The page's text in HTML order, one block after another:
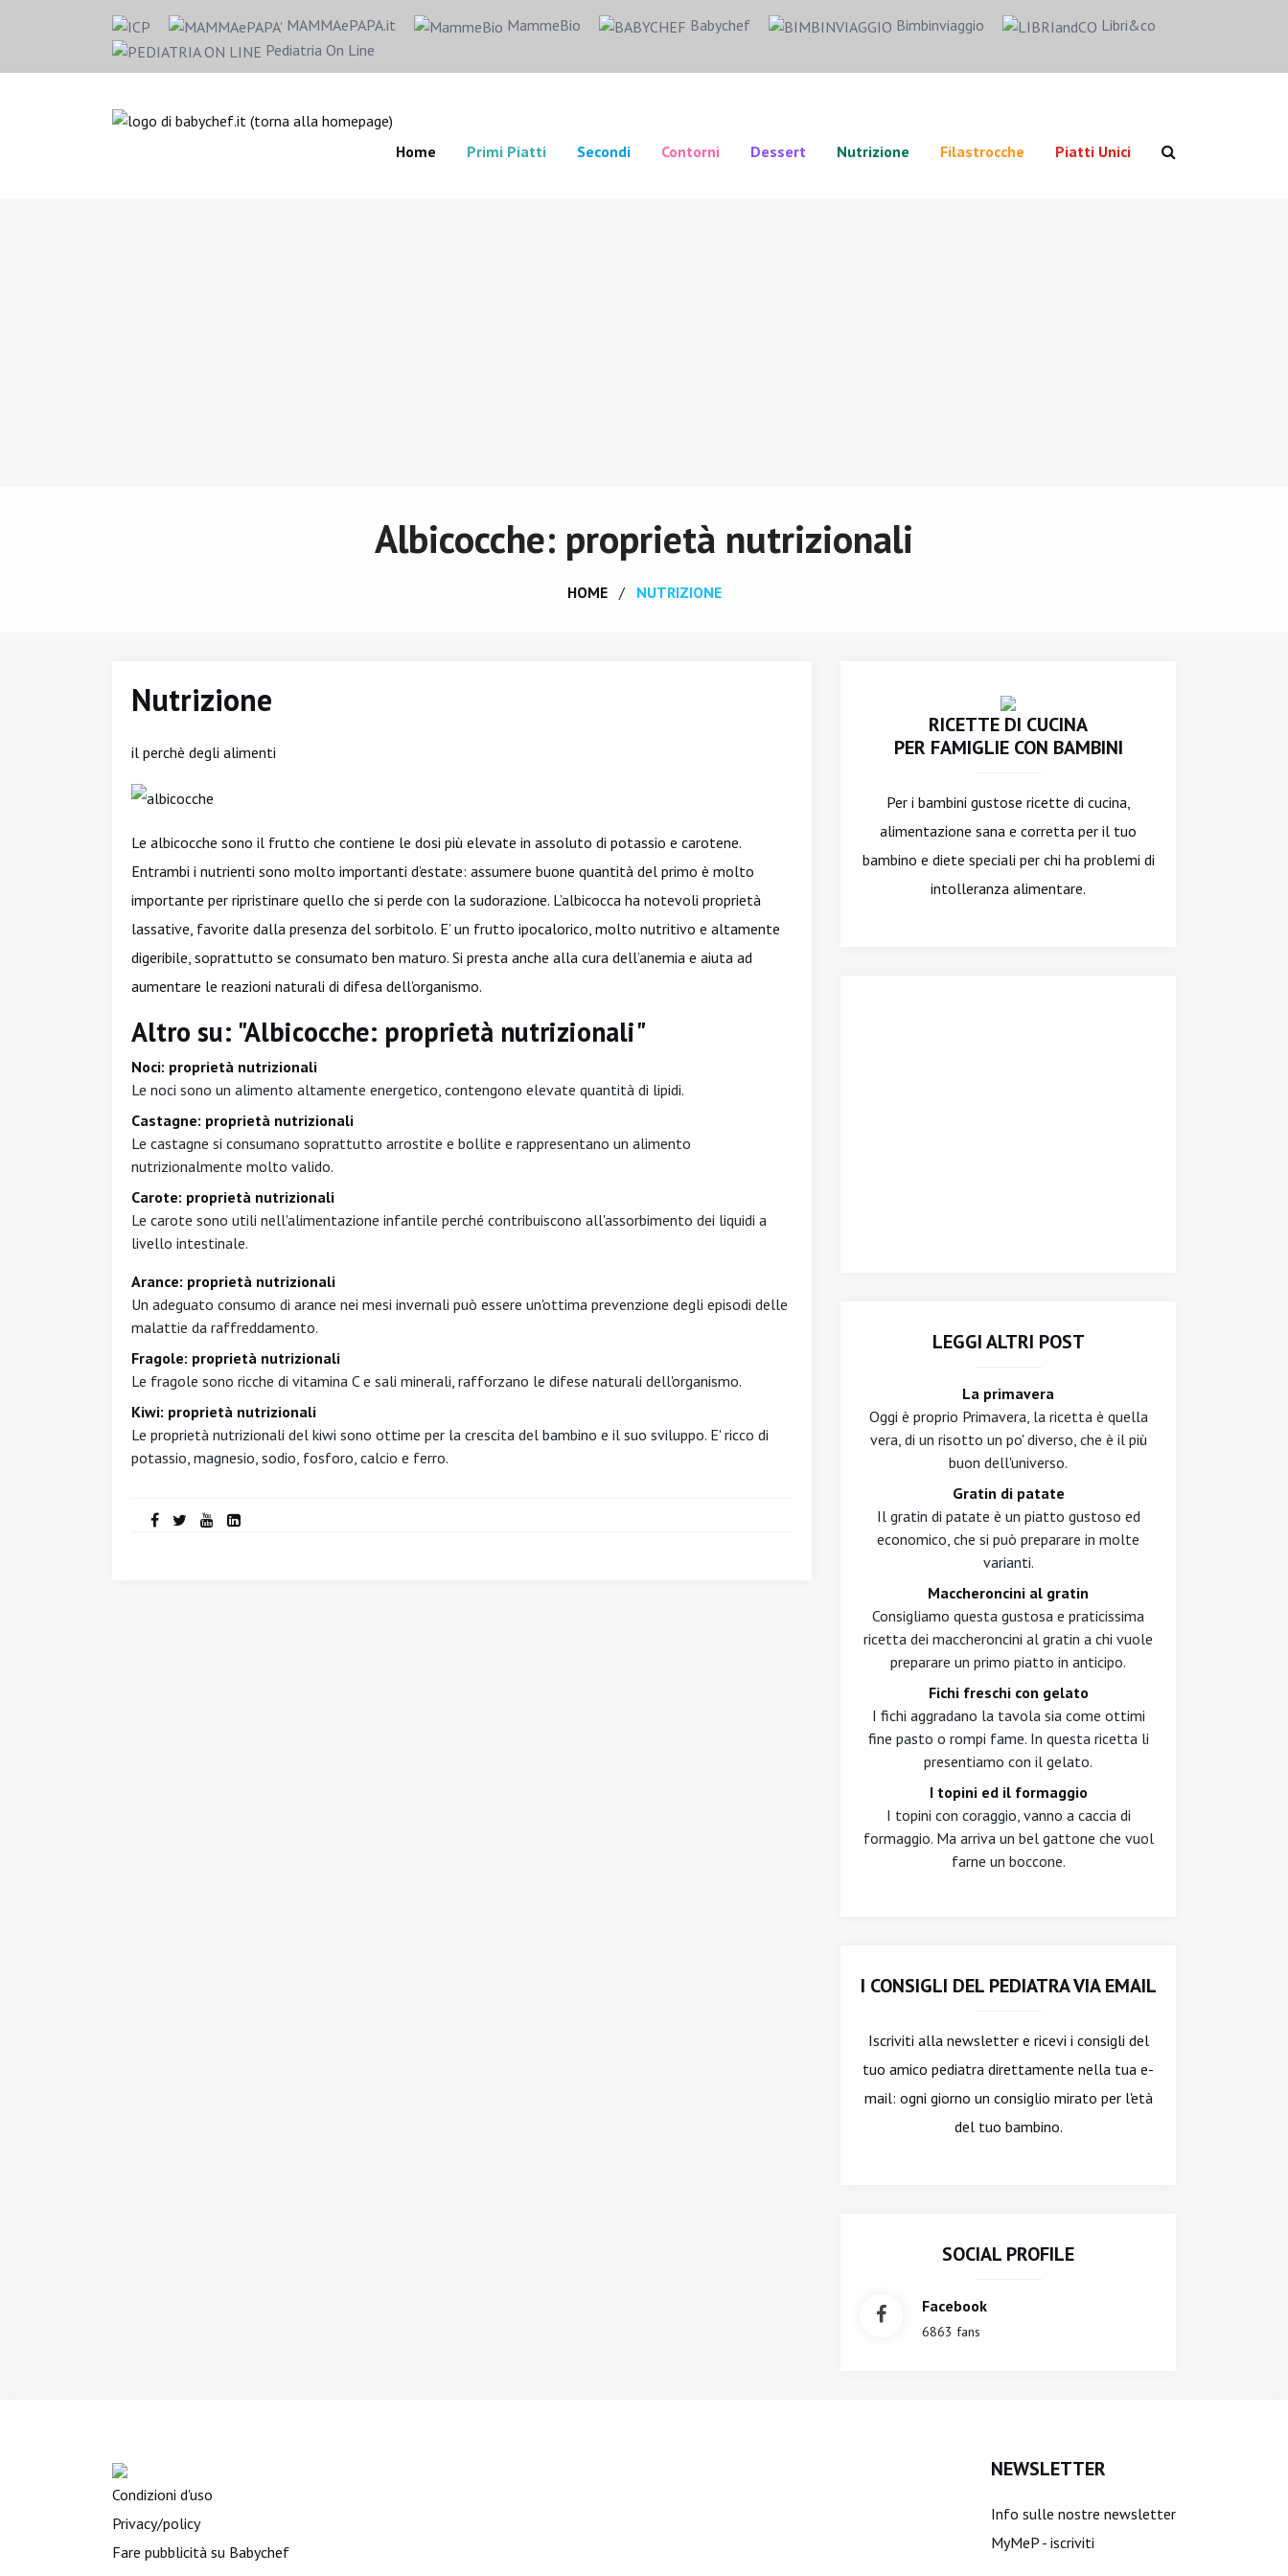
MAMMAePAPA.it MammeBio Babychef Bimbinviaggio
Libri&co
Pediatria On Line
Home Primi Piatti Secondi Contorni Dessert Nutrizione Filastrocche Piatti Unici
Albicocche: proprietà nutrizionali
HOME NUTRIZIONE
Nutrizione
il perchè degli alimenti
Le albicocche sono il frutto che contiene le dosi più elevate in assoluto di potassio e carotene.
Entrambi i nutrienti sono molto importanti d’estate: assumere buone quantità del primo è molto
importante per ripristinare quello che si perde con la sudorazione. L’albicocca ha notevoli proprietà
lassative, favorite dalla presenza del sorbitolo. E’ un frutto ipocalorico, molto nutritivo e altamente
digeribile, soprattutto se consumato ben maturo. Si presta anche alla cura dell’anemia e aiuta ad
aumentare le reazioni naturali di difesa dell’organismo.
Altro su: "Albicocche: proprietà nutrizionali"
Noci: proprietà nutrizionali
Le noci sono un alimento altamente energetico, contengono elevate quantità di lipidi.
Castagne: proprietà nutrizionali
Le castagne si consumano soprattutto arrostite e bollite e rappresentano un alimento
nutrizionalmente molto valido.
Carote: proprietà nutrizionali
Le carote sono utili nell'alimentazione infantile perché contribuiscono all'assorbimento dei liquidi a
livello intestinale.
Arance: proprietà nutrizionali
Un adeguato consumo di arance nei mesi invernali può essere un'ottima prevenzione degli episodi delle
malattie da raffreddamento.
Fragole: proprietà nutrizionali
Le fragole sono ricche di vitamina C e sali minerali, rafforzano le difese naturali dell'organismo.
Kiwi: proprietà nutrizionali
Le proprietà nutrizionali del kiwi sono ottime per la crescita del bambino e il suo sviluppo. E' ricco di
potassio, magnesio, sodio, fosforo, calcio e ferro.
RICETTE DI CUCINA
PER FAMIGLIE CON BAMBINI
Per i bambini gustose ricette di cucina,
alimentazione sana e corretta per il tuo
bambino e diete speciali per chi ha problemi di
intolleranza alimentare.
LEGGI ALTRI POST
La primavera
Oggi è proprio Primavera, la ricetta è quella
vera, di un risotto un po' diverso, che è il più
buon dell'universo.
Gratin di patate
Il gratin di patate è un piatto gustoso ed
economico, che si può preparare in molte
varianti.
Maccheroncini al gratin
Consigliamo questa gustosa e praticissima
ricetta dei maccheroncini al gratin a chi vuole
preparare un primo piatto in anticipo.
Fichi freschi con gelato
I fichi aggradano la tavola sia come ottimi
fine pasto o rompi fame. In questa ricetta li
presentiamo con il gelato.
I topini ed il formaggio
I topini con coraggio, vanno a caccia di
formaggio. Ma arriva un bel gattone che vuol
farne un boccone.
I CONSIGLI DEL PEDIATRA VIA EMAIL
Iscriviti alla newslettere ricevi i consigli del
tuo amico pediatra direttamente nella tua e-
mail: ogni giorno un consiglio mirato per l'età
del tuo bambino.
SOCIAL PROFILE
Facebook
6863 fans
Condizioni d'uso
Privacy/policy
Fare pubblicità su Babychef
NEWSLETTER
Info sulle nostre newsletter
MyMeP - iscriviti